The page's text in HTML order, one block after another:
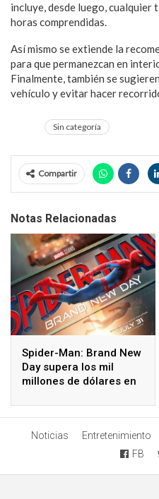
incluye, desde luego,
horas comprendidas.
Así mismo se extiende la
para que permanezcan en
Finalmente, también se
vehículo y evitar hacer
Sin categoría
Compartir
Notas Relacionadas
Spider-Man: Brand New
Day supera los mil
millones de dólares en
Noticias Entretenimiento
FB